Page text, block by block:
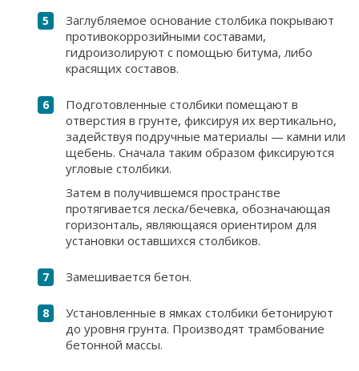
Заглубляемое основание столбика покрывают
противокоррозийными составами,
гидроизолируют с помощью битума, либо
красящих составов.
Подготовленные столбики помещают в
отверстия в грунте, фиксируя их вертикально,
задействуя подручные материалы — камни или
щебень. Сначала таким образом фиксируются
угловые столбики.
Затем в получившемся пространстве
протягивается леска/бечевка, обозначающая
горизонталь, являющаяся ориентиром для
установки оставшихся столбиков.
Замешивается бетон.
Установленные в ямках столбики бетонируют
до уровня грунта. Производят трамбование
бетонной массы.